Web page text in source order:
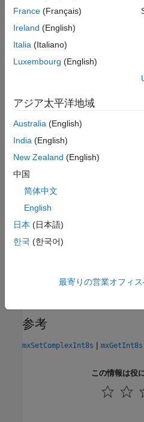
例
例を開くには、次のように入力
ここでfilenameは、次のよう
explore.c
API バージョン
この関数はインターリーブされ
ます。
mex -R2018a
バージョン履歴
参考
mxSetComplexInt8s | mxGetInt8s
この情報は役
France (Français)
Ireland (English)
Italia (Italiano)
Luxembourg (English)
アジア太平洋地域
Australia (English)
India (English)
New Zealand (English)
中国
简体中文
English
日本 (日本語)
한국 (한국어)
最寄りの営業オフィ